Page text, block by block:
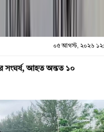
০৫ আগস্ট, ২০২৬
সংঘর্ষ, আহত অন্তত ১০